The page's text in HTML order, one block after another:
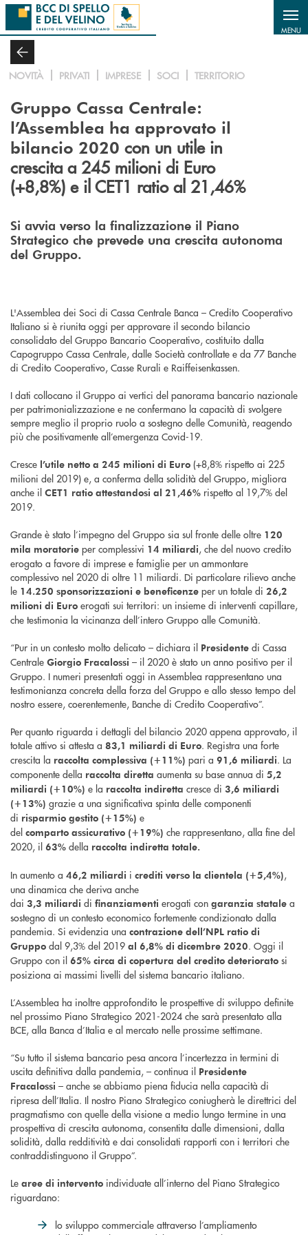
Salta al contenuto principale
MENU
NOVITÀ PRIVATI IMPRESE SOCI TERRITORIO
Gruppo Cassa Centrale:
l’Assemblea ha approvato il
bilancio 2020 con un utile in
crescita a 245 milioni di Euro
(+8,8%) e il CET1 ratio al 21,46%
Si avvia verso la finalizzazione il Piano
Strategico che prevede una crescita autonoma
del Gruppo.
L'Assemblea dei Soci di Cassa Centrale Banca – Credito Cooperativo
Italiano si è riunita oggi per approvare il secondo bilancio
consolidato del Gruppo Bancario Cooperativo, costituito dalla
Capogruppo Cassa Centrale, dalle Società controllate e da 77 Banche
di Credito Cooperativo, Casse Rurali e Raiffeisenkassen.
I dati collocano il Gruppo ai vertici del panorama bancario nazionale
per patrimonializzazione e ne confermano la capacità di svolgere
sempre meglio il proprio ruolo a sostegno delle Comunità, reagendo
più che positivamente all’emergenza Covid-19.
Cresce l’utile netto a 245 milioni di Euro (+8,8% rispetto ai 225
milioni del 2019) e, a conferma della solidità del Gruppo, migliora
anche il CET1 ratio attestandosi al 21,46% rispetto al 19,7% del
2019.
Grande è stato l’impegno del Gruppo sia sul fronte delle oltre 120
mila moratorie per complessivi 14 miliardi, che del nuovo credito
erogato a favore di imprese e famiglie per un ammontare
complessivo nel 2020 di oltre 11 miliardi. Di particolare rilievo anche
le 14.250 sponsorizzazioni e beneficenze per un totale di 26,2
milioni di Euro erogati sui territori: un insieme di interventi capillare,
che testimonia la vicinanza dell’intero Gruppo alle Comunità.
“Pur in un contesto molto delicato – dichiara il Presidente di Cassa
Centrale Giorgio Fracalossi – il 2020 è stato un anno positivo per il
Gruppo. I numeri presentati oggi in Assemblea rappresentano una
testimonianza concreta della forza del Gruppo e allo stesso tempo del
nostro essere, coerentemente, Banche di Credito Cooperativo”.
Per quanto riguarda i dettagli del bilancio 2020 appena approvato, il
totale attivo si attesta a 83,1 miliardi di Euro. Registra una forte
crescita la raccolta complessiva (+11%) pari a 91,6 miliardi. La
componente della raccolta diretta aumenta su base annua di 5,2
miliardi (+10%) e la raccolta indiretta cresce di 3,6 miliardi
(+13%) grazie a una significativa spinta delle componenti
di risparmio gestito (+15%) e
del comparto assicurativo (+19%) che rappresentano, alla fine del
2020, il 63% della raccolta indiretta totale.
In aumento a 46,2 miliardi i crediti verso la clientela (+5,4%),
una dinamica che deriva anche
dai 3,3 miliardi di finanziamenti erogati con garanzia statale a
sostegno di un contesto economico fortemente condizionato dalla
pandemia. Si evidenzia una contrazione dell’NPL ratio di
Gruppo dal 9,3% del 2019 al 6,8% di dicembre 2020. Oggi il
Gruppo con il 65% circa di copertura del credito deteriorato si
posiziona ai massimi livelli del sistema bancario italiano.
L’Assemblea ha inoltre approfondito le prospettive di sviluppo definite
nel prossimo Piano Strategico 2021-2024 che sarà presentato alla
BCE, alla Banca d’Italia e al mercato nelle prossime settimane.
“Su tutto il sistema bancario pesa ancora l’incertezza in termini di
uscita definitiva dalla pandemia, – continua il Presidente
Fracalossi – anche se abbiamo piena fiducia nella capacità di
ripresa dell’Italia. Il nostro Piano Strategico coniugherà le direttrici del
pragmatismo con quelle della visione a medio lungo termine in una
prospettiva di crescita autonoma, consentita dalle dimensioni, dalla
solidità, dalla redditività e dai consolidati rapporti con i territori che
contraddistinguono il Gruppo”.
Le aree di intervento individuate all’interno del Piano Strategico
riguardano:
lo sviluppo commerciale attraverso l’ampliamento